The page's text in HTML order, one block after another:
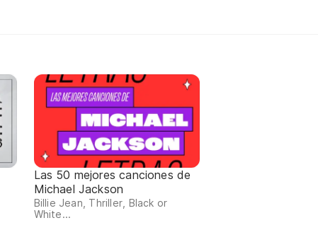
Las 50 mejores canciones de
Michael Jackson
Billie Jean, Thriller, Black or
White...